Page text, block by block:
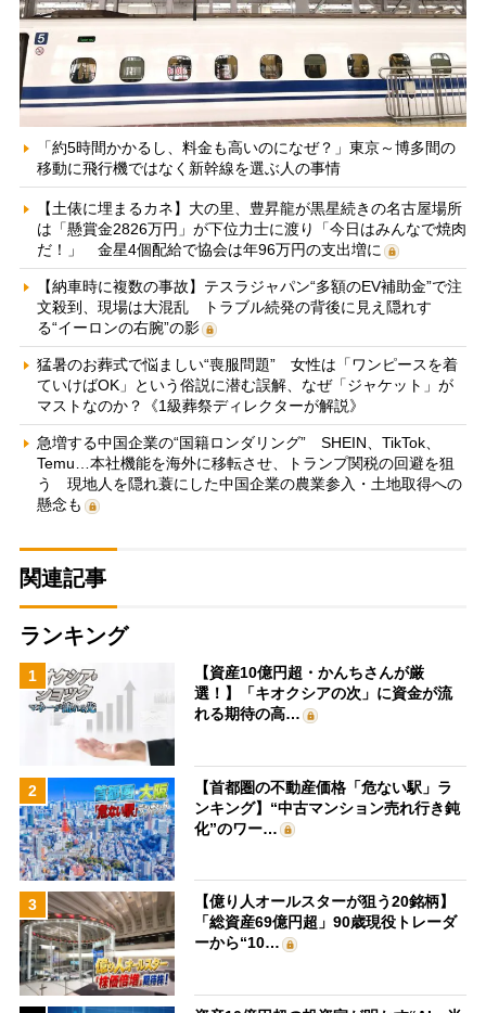
「約5時間かかるし、料金も高いのになぜ？」東京～博多間の
移動に飛行機ではなく新幹線を選ぶ人の事情
【土俵に埋まるカネ】大の里、豊昇龍が黒星続きの名古屋場所
は「懸賞金2826万円」が下位力士に渡り「今日はみんなで焼肉
だ！」 金星4個配給で協会は年96万円の支出増に
【納車時に複数の事故】テスラジャパン“多額のEV補助金”で注
文殺到、現場は大混乱 トラブル続発の背後に見え隠れす
る“イーロンの右腕”の影
猛暑のお葬式で悩ましい“喪服問題” 女性は「ワンピースを着
ていけばOK」という俗説に潜む誤解、なぜ「ジャケット」が
マストなのか？《1級葬祭ディレクターが解説》
急増する中国企業の“国籍ロンダリング” SHEIN、TikTok、
Temu…本社機能を海外に移転させ、トランプ関税の回避を狙
う 現地人を隠れ蓑にした中国企業の農業参入・土地取得への
懸念も
関連記事
ランキング
1
【資産10億円超・かんちさんが厳
選！】「キオクシアの次」に資金が流
れる期待の高…
2
【首都圏の不動産価格「危ない駅」ラ
ンキング】“中古マンション売れ行き鈍
化”のワー…
3
【億り人オールスターが狙う20銘柄】
「総資産69億円超」90歳現役トレーダ
ーから“10…